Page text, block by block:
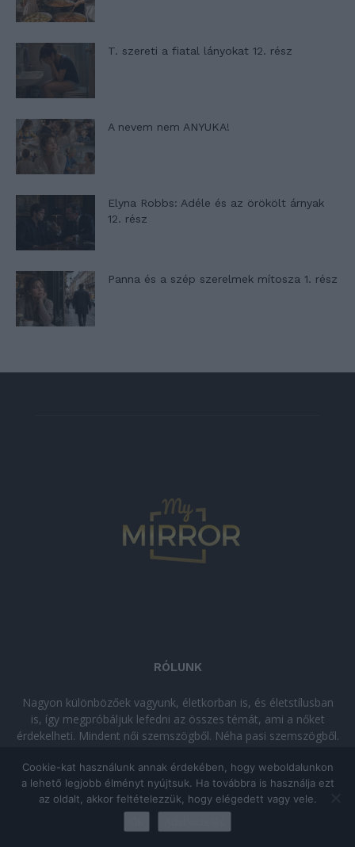
T. szereti a fiatal lányokat 12. rész
A nevem nem ANYUKA!
Elyna Robbs: Adéle és az örökölt árnyak
12. rész
Panna és a szép szerelmek mítosza 1. rész
RÓLUNK
Nagyon különbözőek vagyunk, életkorban is, és életstílusban
is, így megpróbáljuk lefedni az összes témát, ami a nőket
érdekelheti. Mindent női szemszögből. Néha pasi szemszögből.
kikapcsolódásra vágysz!
© Copyright 2026 - mymirror.huADATKEZELÉSI TÁJÉKOZTATÓ
Impresszum
Cookie-kat használunk annak érdekében, hogy weboldalunkon
a lehető legjobb élményt nyújtsuk. Ha továbbra is használja ezt
az oldalt, akkor feltételezzük, hogy elégedett vagy vele.